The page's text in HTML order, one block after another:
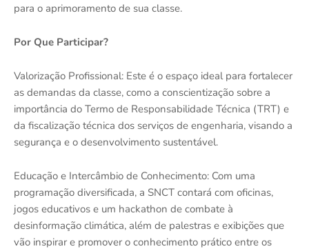
para o aprimoramento de sua classe.
Por Que Participar?
Valorização Profissional: Este é o espaço ideal para fortalecer
as demandas da classe, como a conscientização sobre a
importância do Termo de Responsabilidade Técnica (TRT) e
da fiscalização técnica dos serviços de engenharia, visando a
segurança e o desenvolvimento sustentável.
Educação e Intercâmbio de Conhecimento: Com uma
programação diversificada, a SNCT contará com oficinas,
jogos educativos e um hackathon de combate à
desinformação climática, além de palestras e exibições que
vão inspirar e promover o conhecimento prático entre os